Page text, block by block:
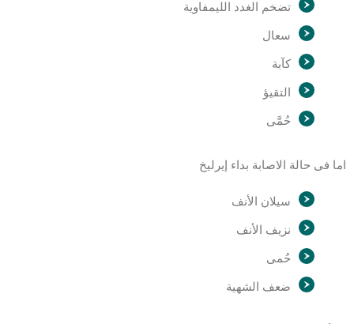
تضخم الغدد الليمفاوية
سعال
كآبة
التقيؤ
حُمَّى
اما فى حالة الاصابة بداء إيرليخ
سيلان الأنف
نزيف الأنف
حُمى
ضعف الشهية